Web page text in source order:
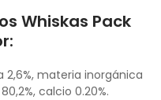
Whiskas Pack
2,6%, materia inorgánica
calcio 0.20%.